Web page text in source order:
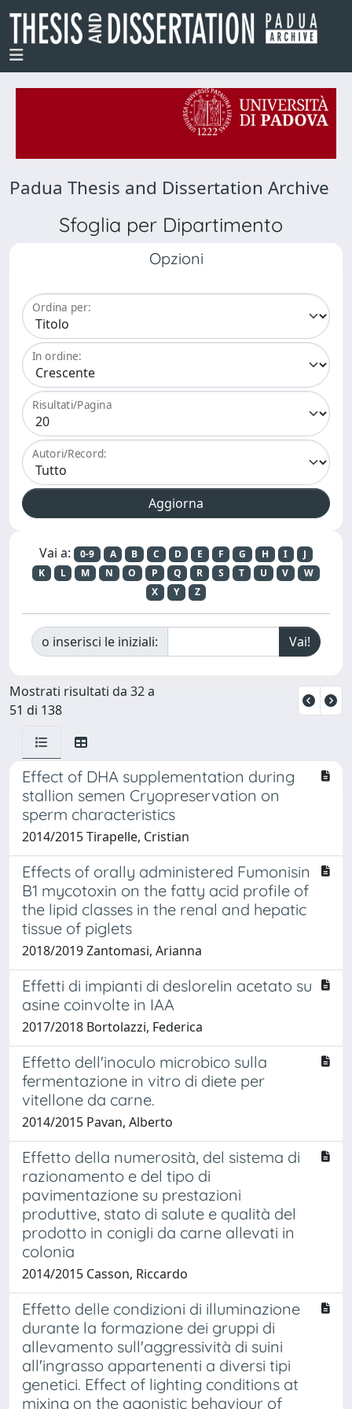
Padua Thesis and Dissertation Archive
Sfoglia per Dipartimento
Opzioni
Ordina per:
In ordine:
Risultati/Pagina
Autori/Record:
Vai a: 0-9 A B C D E F G H I
J
K
L M N O P Q R S T U V
W
X
Y Z
o inserisci le iniziali:
Mostrati risultati da 32 a
51 di 138
Effect of DHA supplementation during
stallion semen Cryopreservation on
sperm characteristics
2014/2015 Tirapelle, Cristian
Effects of orally administered Fumonisin
B1 mycotoxin on the fatty acid profile of
the lipid classes in the renal and hepatic
tissue of piglets
2018/2019 Zantomasi, Arianna
Effetti di impianti di deslorelin acetato su
asine coinvolte in IAA
2017/2018 Bortolazzi, Federica
Effetto dell'inoculo microbico sulla
fermentazione in vitro di diete per
vitellone da carne.
2014/2015 Pavan, Alberto
Effetto della numerosità, del sistema di
razionamento e del tipo di
pavimentazione su prestazioni
produttive, stato di salute e qualità del
prodotto in conigli da carne allevati in
colonia
2014/2015 Casson, Riccardo
Effetto delle condizioni di illuminazione
durante la formazione dei gruppi di
allevamento sull'aggressività di suini
all'ingrasso appartenenti a diversi tipi
genetici. Effect of lighting conditions at
mixing on the agonistic behaviour of